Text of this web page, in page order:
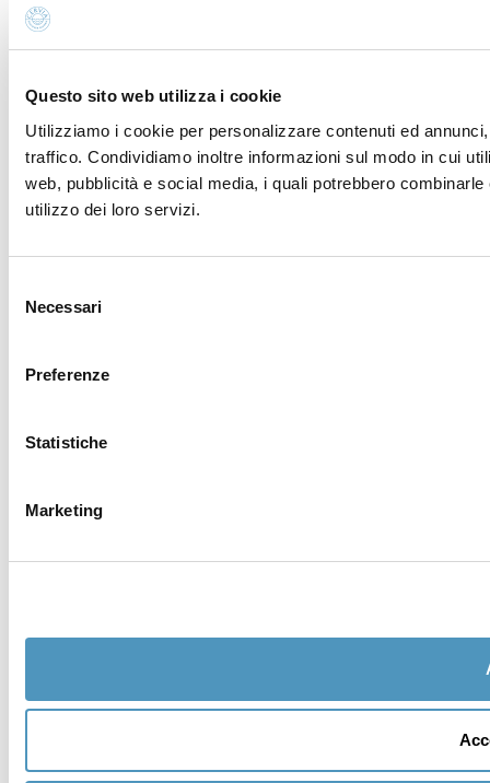
Questo sito web utilizza i cookie
Utilizziamo i cookie per personalizzare contenuti ed
traffico. Condividiamo inoltre informazioni sul modo in cui
web, pubblicità e social media, i quali potrebbero
utilizzo dei loro servizi.
delNecessari
Preferenze
Statistiche
Marketing